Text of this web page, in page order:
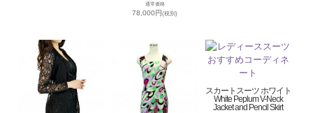
通常価格
78,000円(税別)
スカートスーツ ホワイト
White Peplum V-Neck
Jacket and Pencil Skirt